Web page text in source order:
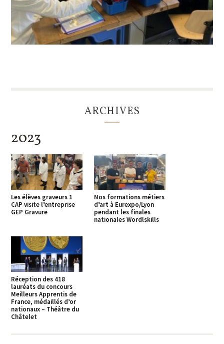
ARCHIVES
2023
Les élèves graveurs 1
CAP visite l’entreprise
GEP Gravure
Nos formations métiers
d’art à Eurexpo/Lyon
pendant les finales
nationales Wordlskills
Réception des 418
lauréats du concours
Meilleurs Apprentis de
France, médaillés d’or
nationaux – Théâtre du
Châtelet